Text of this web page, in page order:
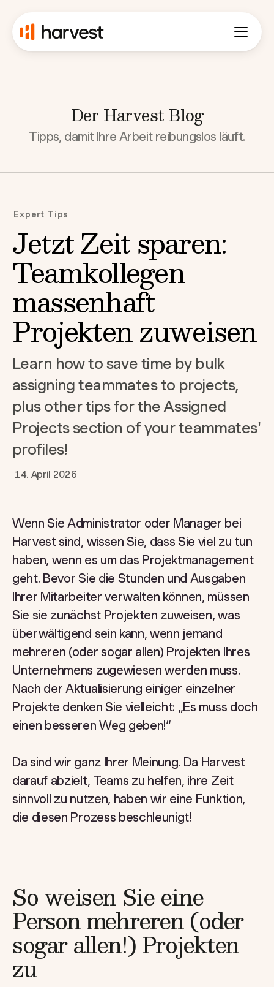
Der Harvest Blog
Tipps, damit Ihre Arbeit reibungslos läuft.
Expert Tips
Jetzt Zeit sparen:
Teamkollegen
massenhaft
Projekten zuweisen
Learn how to save time by bulk
assigning teammates to projects,
plus other tips for the Assigned
Projects section of your teammates'
profiles!
14. April 2026
Wenn Sie Administrator oder Manager bei
Harvest sind, wissen Sie, dass Sie viel zu tun
haben, wenn es um das Projektmanagement
geht. Bevor Sie die Stunden und Ausgaben
Ihrer Mitarbeiter verwalten können, müssen
Sie sie zunächst Projekten zuweisen, was
überwältigend sein kann, wenn jemand
mehreren (oder sogar allen) Projekten Ihres
Unternehmens zugewiesen werden muss.
Nach der Aktualisierung einiger einzelner
Projekte denken Sie vielleicht: „Es muss doch
einen besseren Weg geben!“
Da sind wir ganz Ihrer Meinung. Da Harvest
darauf abzielt, Teams zu helfen, ihre Zeit
sinnvoll zu nutzen, haben wir eine Funktion,
die diesen Prozess beschleunigt!
So weisen Sie eine
Person mehreren (oder
sogar allen!) Projekten
zu